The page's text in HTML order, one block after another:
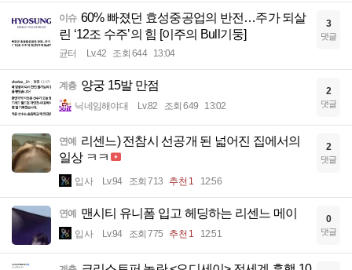
이슈 60% 빠졌던 효성중공업의 반전…주가 되살
린 ‘12조 수주’의 힘 [이주의 Bull기둥]
균터 Lv.42 조회 644 13:04
3
댓글
계층 양궁 15발 만점
닉네임해야대 Lv.82 조회 649 13:02
2
댓글
연예 리센느) 전참시 선공개 된 넓어진 집에서의
일상 ㅋㅋ
입사 Lv.94 조회 713 추천 1 12:56
2
댓글
연예 맨시티 유니폼 입고 헤딩하는 리센느 메이
입사 Lv.94 조회 775 추천 1 12:51
0
댓글